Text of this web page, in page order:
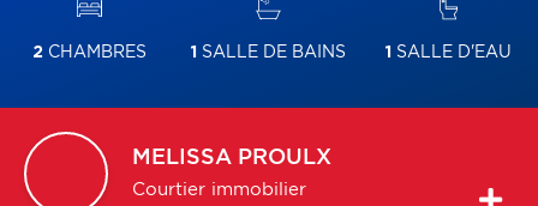
2 CHAMBRES 1 SALLE DE BAINS 1 SALLE D'EAU
MELISSA PROULX
Courtier immobilier